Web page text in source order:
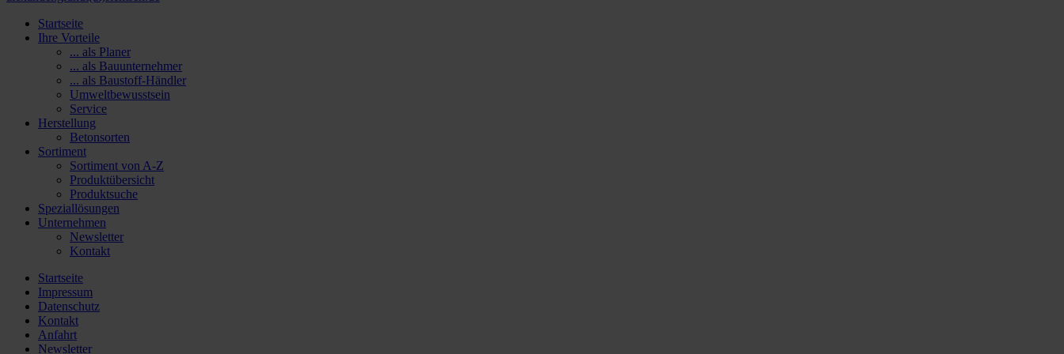
Startseite
Ihre Vorteile
... als Planer
... als Bauunternehmer
... als Baustoff-Händler
Umweltbewusstsein
Service
Herstellung
Betonsorten
Sortiment
Sortiment von A-Z
Produktübersicht
Produktsuche
Speziallösungen
Unternehmen
Newsletter
Kontakt
Startseite
Impressum
Datenschutz
Kontakt
Anfahrt
Newsletter